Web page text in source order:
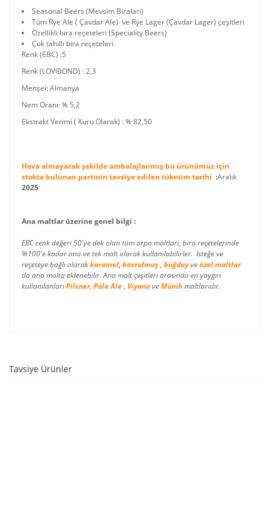
Seasonal Beers (Mevsim Biraları)
Tüm Rye Ale ( Çavdar Ale) ve Rye Lager (Çavdar Lager) çeşitleri
Özellikli bira reçeteleri (Speciality Beers)
Çok tahıllı bira reçeteleri
Renk (EBC) :5
Renk (LOVIBOND) : 2,3
Menşei: Almanya
Nem Oranı: % 5,2
Ekstrakt Verimi ( Kuru Olarak) : % 82,50
Hava almayacak şekilde ambalajlanmış bu ürünümüz için
stokta bulunan partinin tavsiye edilen tüketim tarihi :Aralık
2025
Ana maltlar üzerine genel bilgi :
EBC renk değeri 50'ye dek olan tüm arpa maltları, bira reçetelerinde
%100'e kadar ana ve tek malt olarak kullanılabilirler. İsteğe ve
reçeteye bağlı olarakkaramel, kavrulmuş, buğdayveözel maltlar
da ana malta eklenebilir. Ana malt çeşitleri arasında en yaygın
kullanılanlarıPilsner, Pale Ale, ViyanaveMünihmaltlarıdır.
Tavsiye Ürünler